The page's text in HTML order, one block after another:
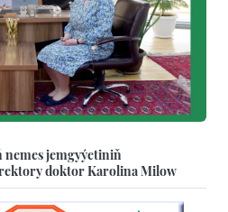
jemgyýetiniň
doktor Karolina Milow